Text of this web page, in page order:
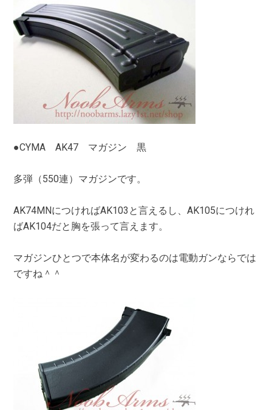
●CYMA AK47 マガジン 黒
多弾（550連）マガジンです。
AK74MNにつければAK103と言えるし、AK105につけれ
ばAK104だと胸を張って言えます。
マガジンひとつで本体名が変わるのは電動ガンならでは
ですね＾＾